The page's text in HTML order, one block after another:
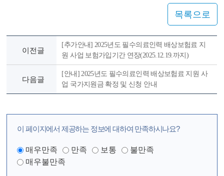
목록으로
이전글
[추가안내] 2025년도 필수의료인력 배상보험료 지
원 사업 보험가입기간 연장(2025.12.19.까지)
다음글
[안내] 2025년도 필수의료인력 배상보험료 지원 사
업 국가지원금 확정 및 신청 안내
이 페이지에서 제공하는 정보에 대하여 만족하시나요?
매우만족 만족 보통
불만족
매우불만족